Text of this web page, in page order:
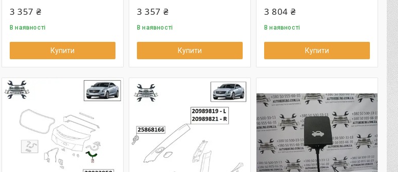
3 357 ₴
В наявності
Купити
3 357 ₴
В наявності
Купити
3 804 ₴
В наявності
Купити